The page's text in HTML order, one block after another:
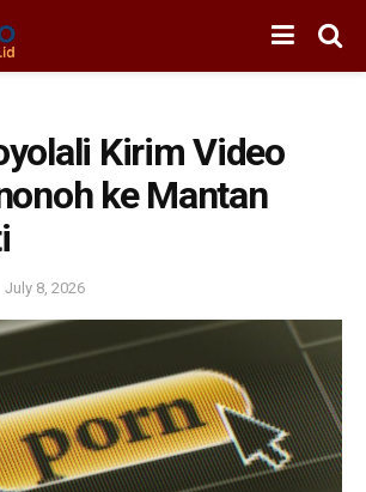
Kirim Video
ke Mantan
July 8, 2026